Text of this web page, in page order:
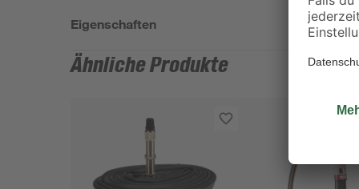
Eigenschaften
Ähnliche Produkte